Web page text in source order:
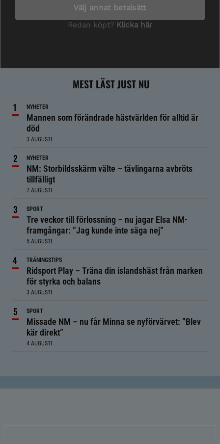
MEST LÄST JUST NU
NYHETER
Mannen som förändrade hästvärlden för alltid är
död
3 AUGUSTI
NYHETER
NM: Storbildsskärm välte – tävlingarna avbröts
tillfälligt
7 AUGUSTI
SPORT
Tre veckor till förlossning – nu jagar Elsa NM-
framgångar: ”Jag kunde inte säga nej”
5 AUGUSTI
TRÄNINGSTIPS
Ridsport Play – Träna din islandshäst från marken
för styrka och balans
3 AUGUSTI
SPORT
Missade NM – nu får Minna se nyförvärvet: ”Blev
kär direkt”
4 AUGUSTI